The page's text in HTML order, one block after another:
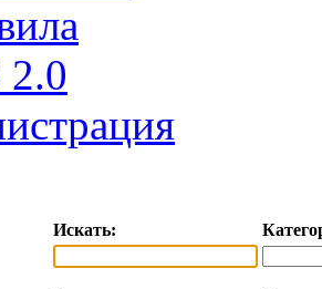
2.0
Искать: